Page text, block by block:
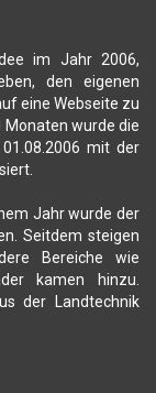
im Jahr 2006,
den eigenen
eine Webseite zu
wurde die
mit der
Jahr wurde der
Seitdem steigen
Bereiche wie
kamen hinzu.
der Landtechnik